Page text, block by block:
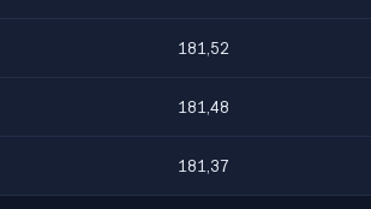
181,52
181,48
181,37